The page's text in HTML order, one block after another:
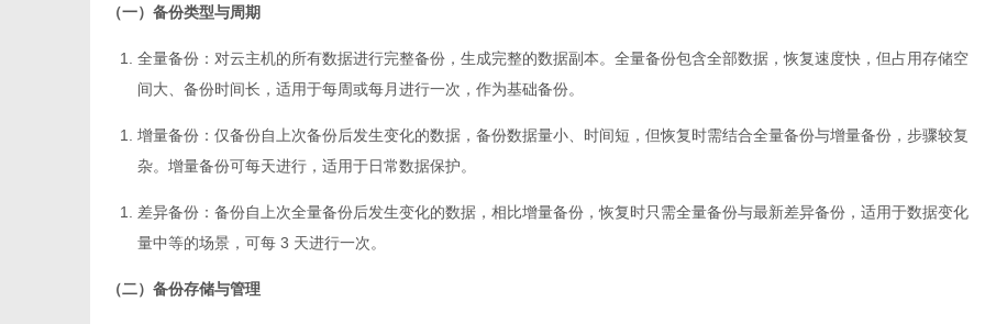
（一）备份类型与周期
全量备份 ：对云主机的所有数据进行完整备份，生成完整的数据副本。全量备份包含全部数据，恢复速度快，但占用存储空
间大、备份时间长，适用于每周或每月进行一次，作为基础备份。
增量备份 ：仅备份自上次备份后发生变化的数据，备份数据量小、时间短，但恢复时需结合全量备份与增量备份，步骤较复
杂。增量备份可每天进行，适用于日常数据保护。
差异备份 ：备份自上次全量备份后发生变化的数据，相比增量备份，恢复时只需全量备份与最新差异备份，适用于数据变化
量中等的场景，可每 3 天进行一次。
（二）备份存储与管理